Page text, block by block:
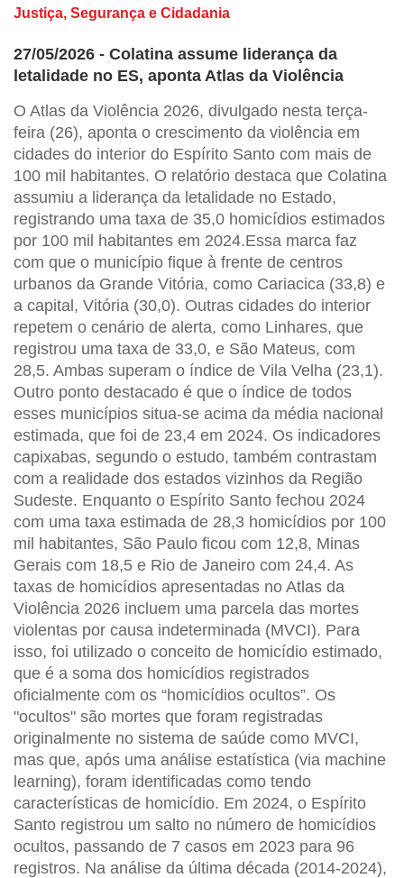
Justiça, Segurança e Cidadania
27/05/2026 - Colatina assume liderança da
letalidade no ES, aponta Atlas da Violência
O Atlas da Violência 2026, divulgado nesta terça-
feira (26), aponta o crescimento da violência em
cidades do interior do Espírito Santo com mais de
100 mil habitantes. O relatório destaca que Colatina
assumiu a liderança da letalidade no Estado,
registrando uma taxa de 35,0 homicídios estimados
por 100 mil habitantes em 2024.Essa marca faz
com que o município fique à frente de centros
urbanos da Grande Vitória, como Cariacica (33,8) e
a capital, Vitória (30,0). Outras cidades do interior
repetem o cenário de alerta, como Linhares, que
registrou uma taxa de 33,0, e São Mateus, com
28,5. Ambas superam o índice de Vila Velha (23,1).
Outro ponto destacado é que o índice de todos
esses municípios situa-se acima da média nacional
estimada, que foi de 23,4 em 2024. Os indicadores
capixabas, segundo o estudo, também contrastam
com a realidade dos estados vizinhos da Região
Sudeste. Enquanto o Espírito Santo fechou 2024
com uma taxa estimada de 28,3 homicídios por 100
mil habitantes, São Paulo ficou com 12,8, Minas
Gerais com 18,5 e Rio de Janeiro com 24,4. As
taxas de homicídios apresentadas no Atlas da
Violência 2026 incluem uma parcela das mortes
violentas por causa indeterminada (MVCI). Para
isso, foi utilizado o conceito de homicídio estimado,
que é a soma dos homicídios registrados
oficialmente com os “homicídios ocultos”. Os
"ocultos" são mortes que foram registradas
originalmente no sistema de saúde como MVCI,
mas que, após uma análise estatística (via machine
learning), foram identificadas como tendo
características de homicídio. Em 2024, o Espírito
Santo registrou um salto no número de homicídios
ocultos, passando de 7 casos em 2023 para 96
registros. Na análise da última década (2014-2024),